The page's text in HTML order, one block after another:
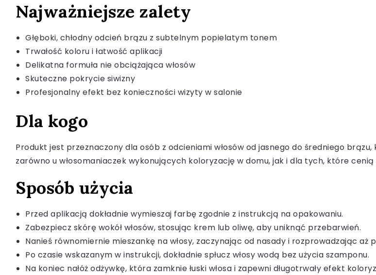
Najważniejsze zalety
Głęboki, chłodny odcień brązu z subtelnym popielatym tonem
Trwałość koloru i łatwość aplikacji
Delikatna formuła nie obciążająca włosów
Skuteczne pokrycie siwizny
Profesjonalny efekt bez konieczności wizyty w salonie
Dla kogo
Produkt jest przeznaczony dla osób z odcieniami włosów od jasnego do średniego
zarówno u włosomaniaczek wykonujących koloryzację w domu, jak i dla tych, które
Sposób użycia
Przed aplikacją dokładnie wymieszaj farbę zgodnie z instrukcją na opakowaniu.
Zabezpiecz skórę wokół włosów, stosując krem lub oliwę, aby uniknąć przebarwień.
Nanieś równomiernie mieszankę na włosy, zaczynając od nasady i rozprowadzając aż
Po czasie wskazanym w instrukcji, dokładnie spłucz włosy wodą bez użycia szamponu.
Na koniec nałóż odżywkę, która zamknie łuski włosa i zapewni długotrwały efekt